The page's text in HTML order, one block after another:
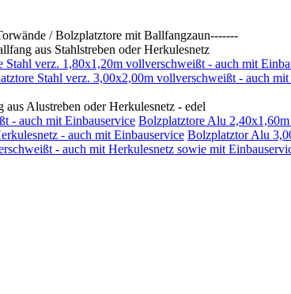
/ Bolzplatztore mit Ballfangzaun-------
aus Stahlstreben oder Herkulesnetz
Stahl verz. 1,80x1,20m vollverschweißt - auch mit
Stahl verz. 3,00x2,00m vollverschweißt - auch
Alustreben oder Herkulesnetz - edel
- auch mit Einbauservice Bolzplatztore Alu
- auch mit Einbauservice Bolzplatztor Alu
- auch mit Herkulesnetz sowie mit